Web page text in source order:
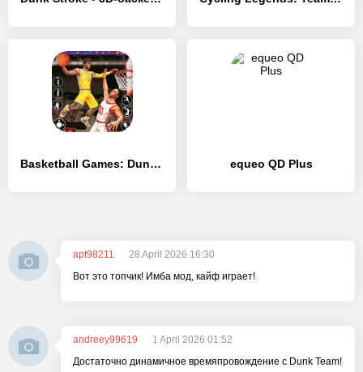
Basketball Games: Dunk Hit - [MOD Бесконечные деньги] equeo QD Plus
apt98211
28 April 2026 16:30
Вот это топчик! Имба мод, кайф играет!
andreey99619
1 April 2026 01:52
Достаточно динамичное времяпровождение с Dunk Team!